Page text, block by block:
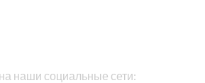
наши социальные сети: